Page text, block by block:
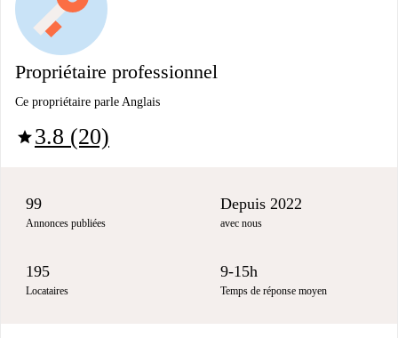
Propriétaire professionnel
Ce propriétaire parle Anglais
star3.8 (20)
99
Annonces publiées
Depuis 2022
avec nous
195
Locataires
9-15h
Temps de réponse moyen